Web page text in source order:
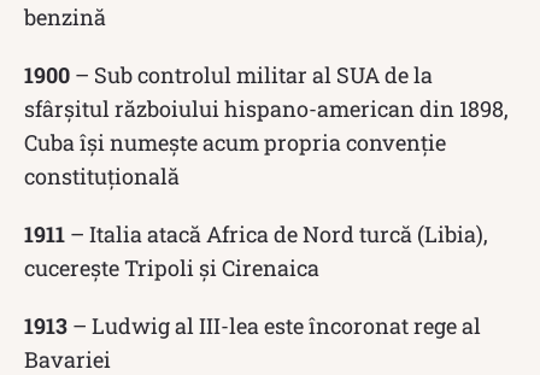
benzină
1900 – Sub controlul militar al SUA de la
sfârșitul războiului hispano-american din 1898,
Cuba își numește acum propria convenție
constituțională
1911 – Italia atacă Africa de Nord turcă (Libia),
cucerește Tripoli și Cirenaica
1913 – Ludwig al III-lea este încoronat rege al
Bavariei